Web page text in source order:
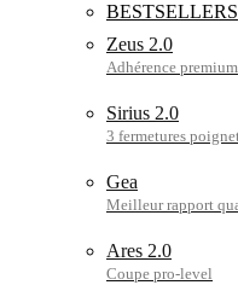
BESTSELLERS
Zeus 2.0
Sirius 2.0
Gea
Ares 2.0